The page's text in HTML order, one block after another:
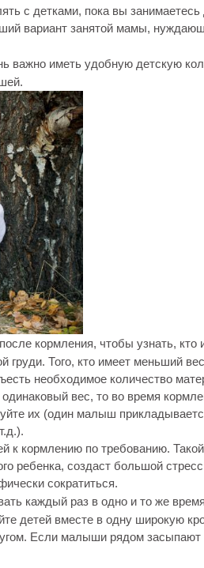
с детками, пока вы
вариант занятой мамы,
важно иметь удобную детскую
кормления, чтобы узнать,
груди. Того, кто имеет меньший
необходимое количество
вес, то во время
их (один малыш
к кормлению по требованию.
ребенка, создаст большой
сократиться.
каждый раз в одно и то же
детей вместе в одну широкую
Если малыши рядом засыпают